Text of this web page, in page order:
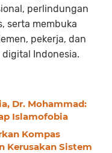
perlindungan
serta membuka
pekerja, dan
Indonesia.
Dr. Mohammad:
Islamofobia
Kompas
Kerusakan Sistem